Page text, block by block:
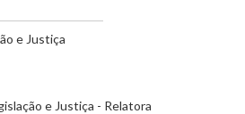
e Justiça
e Justiça - Relatora